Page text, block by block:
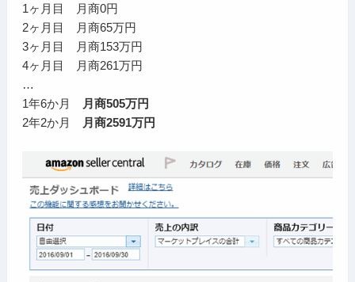
1ヶ月目 月商0円
2ヶ月目 月商65万円
3ヶ月目 月商153万円
4ヶ月目 月商261万円
…
1年6か月
月商505万円
2年2か月
月商2591万円